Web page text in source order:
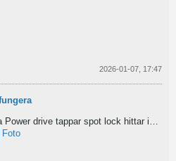
2026-01-07, 17:47
Power drive tappar spot lock hittar inga manualer eller tips...
Foto